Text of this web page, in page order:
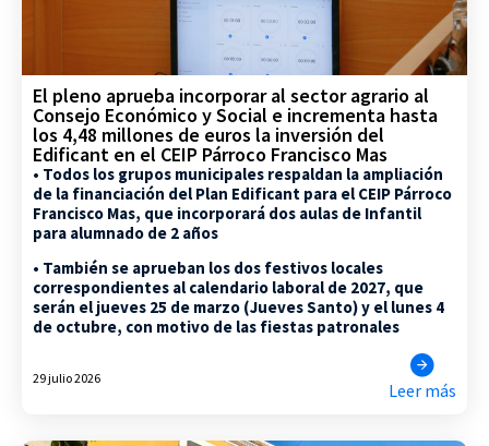
El pleno aprueba incorporar al sector agrario al
Consejo Económico y Social e incrementa hasta
los 4,48 millones de euros la inversión del
Edificant en el CEIP Párroco Francisco Mas
• Todos los grupos municipales respaldan la ampliación
de la financiación del Plan Edificant para el CEIP Párroco
Francisco Mas, que incorporará dos aulas de Infantil
para alumnado de 2 años
• También se aprueban los dos festivos locales
correspondientes al calendario laboral de 2027, que
serán el jueves 25 de marzo (Jueves Santo) y el lunes 4
de octubre, con motivo de las fiestas patronales
29 julio 2026
Leer más